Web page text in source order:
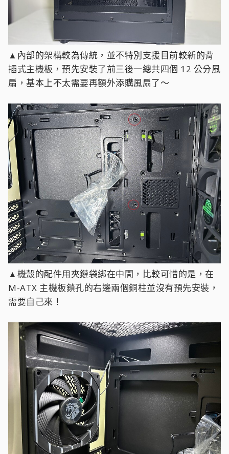
▲內部的架構較為傳統，並不特別支援目前較新的背
插式主機板，預先安裝了前三後一總共四個 12 公分風
扇，基本上不太需要再額外添購風扇了～
▲機殼的配件用夾鏈袋綁在中間，比較可惜的是，在
M-ATX 主機板鎖孔的右邊兩個銅柱並沒有預先安裝，
需要自己來！